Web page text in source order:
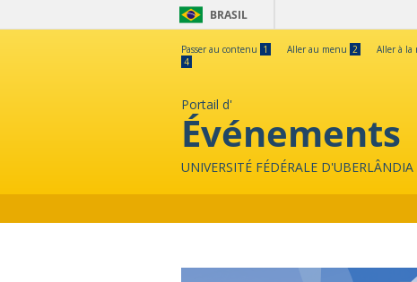
BRASIL
Passer au contenu 1 Aller au menu 2 Aller à la
4
Portail d'
Événements
UNIVERSITÉ FÉDÉRALE D'UBERLÂNDIA